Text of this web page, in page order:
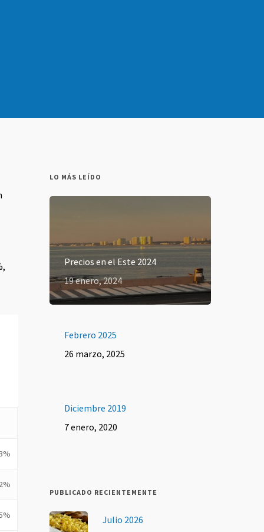
LO MÁS LEÍDO
Precios en el Este 2024
19 enero, 2024
Febrero 2025
26 marzo, 2025
Diciembre 2019
7 enero, 2020
PUBLICADO RECIENTEMENTE
Julio 2026